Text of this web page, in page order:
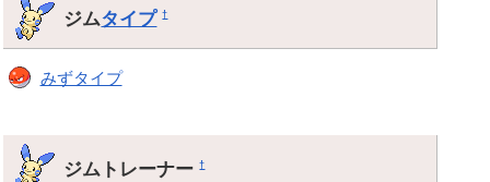
ジムタイプ †
みずタイプ
ジムトレーナー†